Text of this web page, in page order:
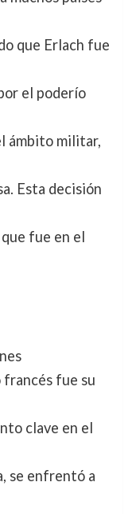
que Erlach fue
el poderío
ámbito militar,
Esta decisión
fue en el
francés fue su
clave en el
se enfrentó a